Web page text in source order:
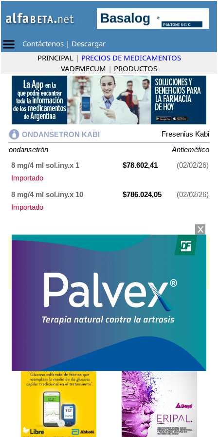
Contáctenos | Descargar
PRINCIPAL | PRECIOS DE MEDICAMENTOS
VADEMECUM | PRODUCTOS
ONDANSETRON KABI
Fresenius Kabi
ondansetrón
Antiemético
8 mg/4 ml sol.iny.x 1
$78.602,41
(02/02/26)
Importado
8 mg/4 ml sol.iny.x 10
$786.024,05
(02/02/26)
Importado
ONDANSETRON KABI ondansetróny se indica como
Fresenius Kabi
y cuenta con 2
Producto importado.
Explorar más
Otros productos conondansetrón
Otros productos de